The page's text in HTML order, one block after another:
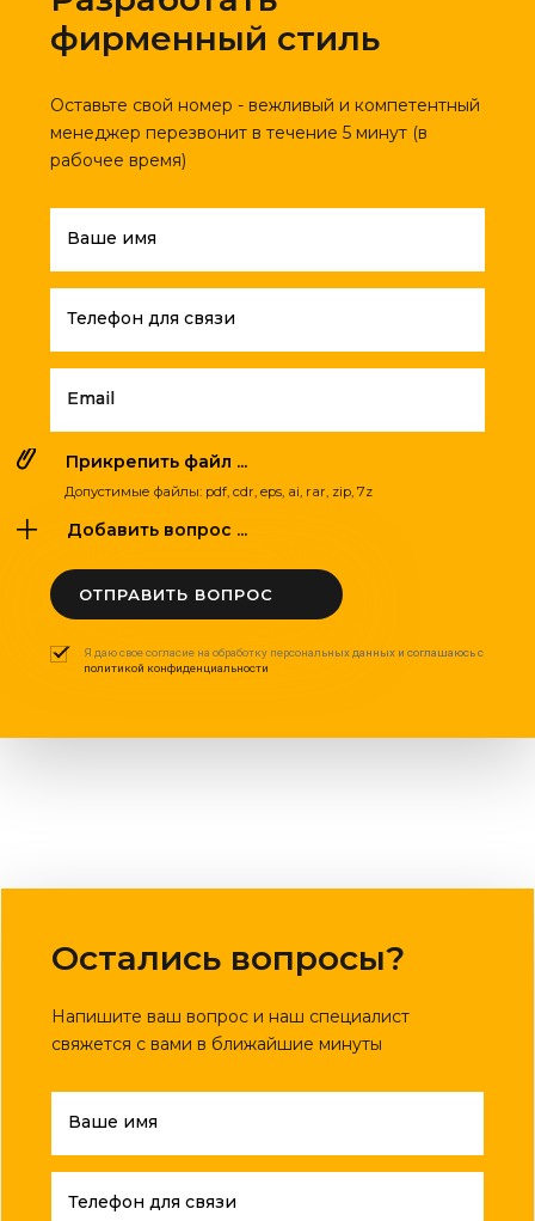
фирменный стиль
Оставьте свой номер - вежливый и компетентный
менеджер перезвонит в течение 5 минут (в
рабочее время)
Ваше имя
Телефон для связи
Email
Прикрепить файл ...
Допустимые файлы: pdf, cdr, eps, ai, rar, zip, 7z
Добавить вопрос ...
ОТПРАВИТЬ ВОПРОС
Я даю свое согласие на обработку персональных данных и соглашаюсь с
политикой конфиденциальности
Остались вопросы?
Напишите ваш вопрос и наш специалист
свяжется с вами в ближайшие минуты
Ваше имя
Телефон для связи